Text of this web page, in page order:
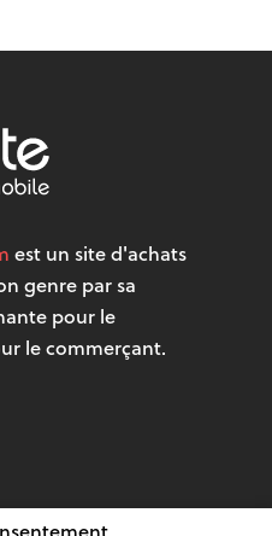
est un site d'achats
genre par sa
pour le
le commerçant.